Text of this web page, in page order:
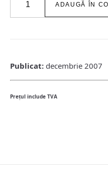
igloo
habitat
#72-
dec
ADAUGĂ ÎN
Publicat: decembrie 2007
Preţul include TVA